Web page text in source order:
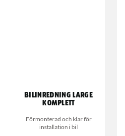
Bilinredning large
komplett
Förmonterad och klar för
installation i bil